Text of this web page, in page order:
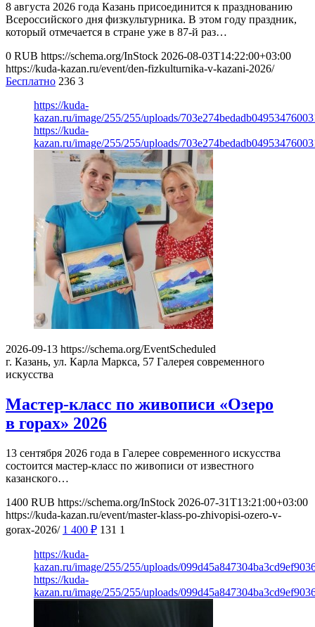
8 августа 2026 года Казань присоединится к празднованию
Всероссийского дня физкультурника. В этом году праздник,
который отмечается в стране уже в 87-й раз…
0 RUB https://schema.org/InStock 2026-08-03T14:22:00+03:00
https://kuda-kazan.ru/event/den-fizkulturnika-v-kazani-2026/
Бесплатно 236 3
https://kuda-
kazan.ru/image/255/255/uploads/
https://kuda-
kazan.ru/image/255/255/uploads/
2026-09-13 https://schema.org/EventScheduled
г. Казань, ул. Карла Маркса, 57 Галерея современного
искусства
Мастер-класс по живописи «Озеро
в горах» 2026
13 сентября 2026 года в Галерее современного искусства
состоится мастер-класс по живописи от известного
казанского…
1400 RUB https://schema.org/InStock 2026-07-31T13:21:00+03:00
https://kuda-kazan.ru/event/master-klass-po-zhivopisi-ozero-v-
gorax-2026/ 1 400 ₽ 131 1
https://kuda-
kazan.ru/image/255/255/uploads/
https://kuda-
kazan.ru/image/255/255/uploads/